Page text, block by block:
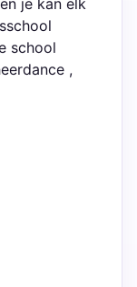
je kan elk
school
,